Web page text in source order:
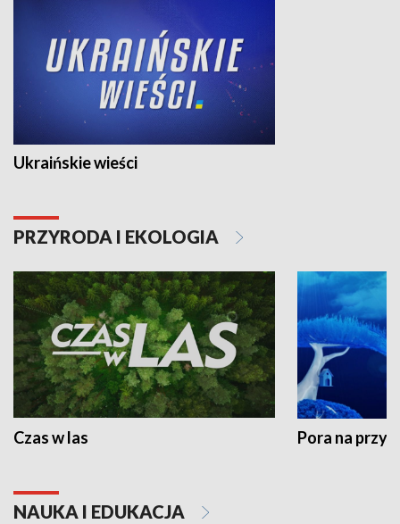
Ukraińskie wieści
PRZYRODA I EKOLOGIA
Czas w las Pora na
NAUKA I EDUKACJA